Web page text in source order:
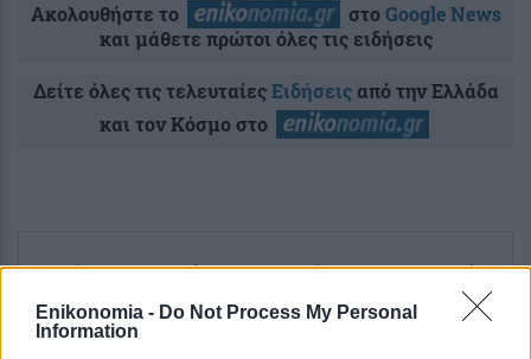
Enikonomia - Do Not Process My Personal
Information
Ακολουθήστε το στοGoogle News
και μάθετε πρώτοι όλες τις ειδήσεις
Δείτε όλες τις τελευταίεςΕιδήσειςαπό την Ελλάδα
και τον Κόσμο στο
Ροή Οικονομία Επιχειρήσεις Επικαιρότητα
50 λεπτά πριν